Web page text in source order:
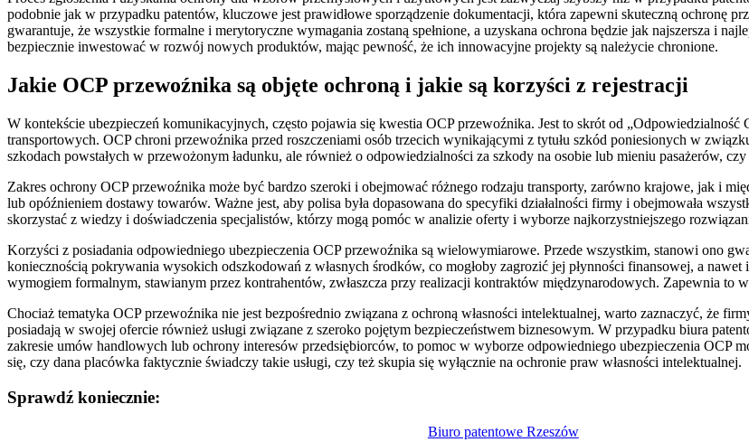
podobnie jak w przypadku patentów, kluczowe jest prawidłowe sporządzenie dokumentacji, która zapewni skuteczną ochronę
gwarantuje, że wszystkie formalne i merytoryczne wymagania zostaną spełnione, a uzyskana ochrona będzie jak najszersza i
bezpiecznie inwestować w rozwój nowych produktów, mając pewność, że ich innowacyjne projekty są należycie chronione.
Jakie OCP przewoźnika są objęte ochroną i jakie są korzyści z rejestracji
W kontekście ubezpieczeń komunikacyjnych, często pojawia się kwestia OCP przewoźnika. Jest to skrót od
transportowych. OCP chroni przewoźnika przed roszczeniami osób trzecich wynikającymi z tytułu szkód poniesionych w
szkodach powstałych w przewożonym ładunku, ale również o odpowiedzialności za szkody na osobie lub mieniu pasażerów,
Zakres ochrony OCP przewoźnika może być bardzo szeroki i obejmować różnego rodzaju transporty, zarówno krajowe, jak i
lub opóźnieniem dostawy towarów. Ważne jest, aby polisa była dopasowana do specyfiki działalności firmy i obejmowała
skorzystać z wiedzy i doświadczenia specjalistów, którzy mogą pomóc w analizie oferty i wyborze najkorzystniejszego
Korzyści z posiadania odpowiedniego ubezpieczenia OCP przewoźnika są wielowymiarowe. Przede wszystkim, stanowi ono
koniecznością pokrywania wysokich odszkodowań z własnych środków, co mogłoby zagrozić jej płynności finansowej, a
wymogiem formalnym, stawianym przez kontrahentów, zwłaszcza przy realizacji kontraktów międzynarodowych. Zapewnia to
Chociaż tematyka OCP przewoźnika nie jest bezpośrednio związana z ochroną własności intelektualnej, warto zaznaczyć, że
posiadają w swojej ofercie również usługi związane z szeroko pojętym bezpieczeństwem biznesowym. W przypadku biura
zakresie umów handlowych lub ochrony interesów przedsiębiorców, to pomoc w wyborze odpowiedniego ubezpieczenia OCP
się, czy dana placówka faktycznie świadczy takie usługi, czy też skupia się wyłącznie na ochronie praw własności intelektualnej.
Sprawdź koniecznie:
Biuro patentowe Rzeszów